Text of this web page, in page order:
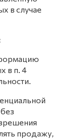
в случае
в п. 4
продажу,